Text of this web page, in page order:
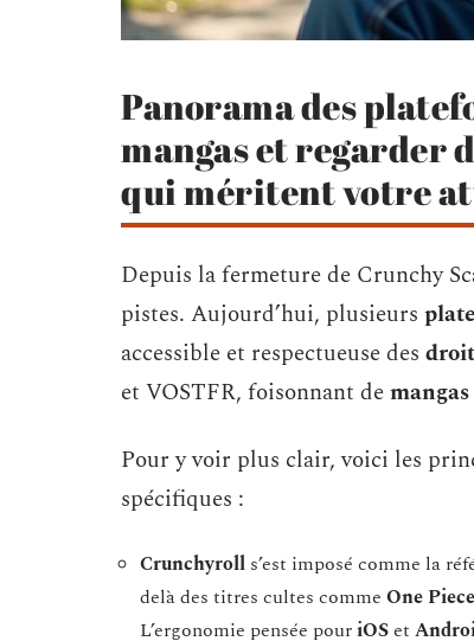
Panorama des
mangas et regarder
qui méritent votre
Depuis la fermeture de Crunchy
pistes. Aujourd’hui, plusieurs
accessible et respectueuse des
et VOSTFR, foisonnant demangas
Pour y voir plus clair, voici les
spécifiques :
Crunchyroll s’est imposé comme la
delà des titres cultes comme One Piece
L’ergonomie pensée pouriOSet